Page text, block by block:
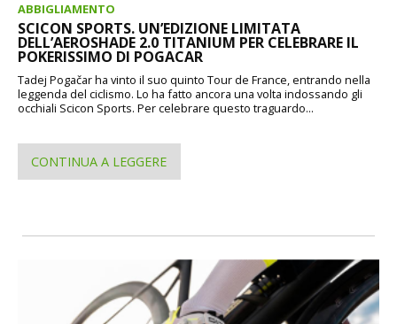
ABBIGLIAMENTO
SCICON SPORTS. UN’EDIZIONE LIMITATA
DELL’AEROSHADE 2.0 TITANIUM PER CELEBRARE IL
POKERISSIMO DI POGACAR
Tadej Pogačar ha vinto il suo quinto Tour de France, entrando nella
leggenda del ciclismo. Lo ha fatto ancora una volta indossando gli
occhiali Scicon Sports. Per celebrare questo traguardo...
CONTINUA A LEGGERE